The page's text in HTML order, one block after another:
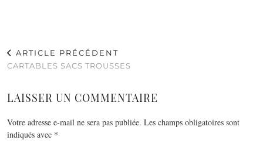
ARTICLE PRÉCÉDENT
CARTABLES SACS TROUSSES
LAISSER UN COMMENTAIRE
Votre adresse e-mail ne sera pas publiée. Les champs obligatoires sont
indiqués avec *